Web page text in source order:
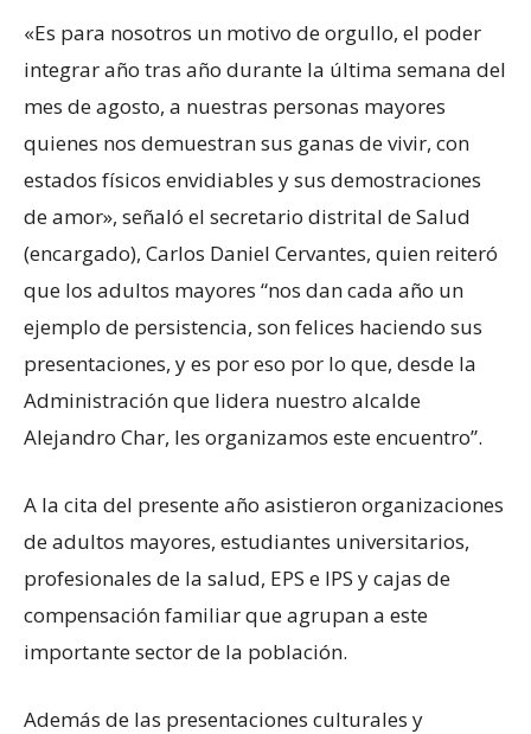
«Es para nosotros un motivo de orgullo, el poder
integrar año tras año durante la última semana del
mes de agosto, a nuestras personas mayores
quienes nos demuestran sus ganas de vivir, con
estados físicos envidiables y sus demostraciones
de amor», señaló el secretario distrital de Salud
(encargado), Carlos Daniel Cervantes, quien reiteró
que los adultos mayores “nos dan cada año un
ejemplo de persistencia, son felices haciendo sus
presentaciones, y es por eso por lo que, desde la
Administración que lidera nuestro alcalde
Alejandro Char, les organizamos este encuentro”.
A la cita del presente año asistieron organizaciones
de adultos mayores, estudiantes universitarios,
profesionales de la salud, EPS e IPS y cajas de
compensación familiar que agrupan a este
importante sector de la población.
Además de las presentaciones culturales y